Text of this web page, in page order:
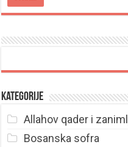
Kategorije
Allahov qader i
Bosanska sofra